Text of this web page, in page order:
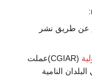
عن طريق نشر
(CGIAR)عملت
النامية